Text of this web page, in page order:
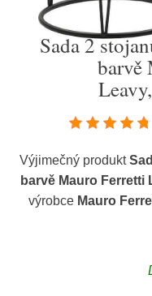
Sada 2
barvě
Výjimečný produkt
barvě Mauro Ferretti
výrobce Mauro